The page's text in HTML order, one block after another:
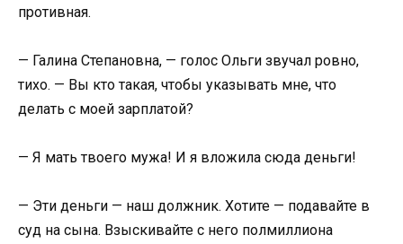
противная.
— Галина Степановна, — голос Ольги звучал ровно,
тихо. — Вы кто такая, чтобы указывать мне, что
делать с моей зарплатой?
— Я мать твоего мужа! И я вложила сюда деньги!
— Эти деньги — наш должник. Хотите — подавайте в
суд на сына. Взыскивайте с него полмиллиона